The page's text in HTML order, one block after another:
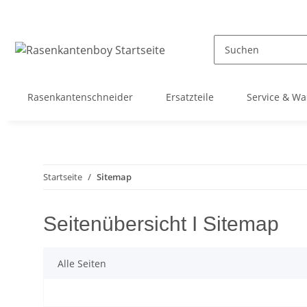
Rasenkantenschneider Ersatzteile Service &
Startseite Sitemap
Seitenübersicht I Sitemap
Alle Seiten